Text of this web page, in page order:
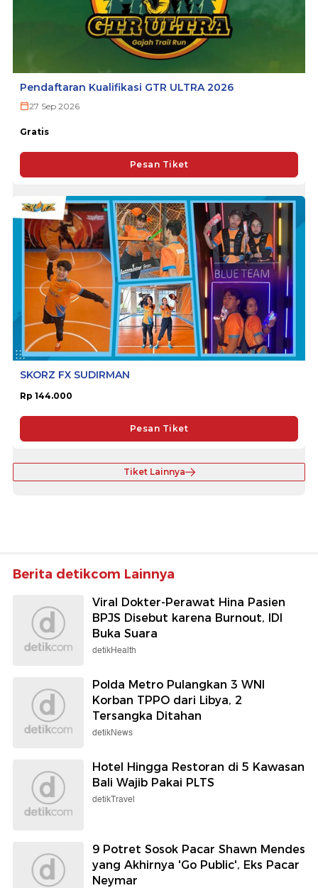
Pendaftaran Kualifikasi GTR ULTRA 2026
27 Sep 2026
Gratis
Pesan Tiket
SKORZ FX SUDIRMAN
Rp 144.000
Pesan Tiket
Tiket Lainnya
Berita detikcom Lainnya
Viral Dokter-Perawat Hina Pasien
BPJS Disebut karena Burnout, IDI
Buka Suara
detikHealth
Polda Metro Pulangkan 3 WNI
Korban TPPO dari Libya, 2
Tersangka Ditahan
detikNews
Hotel Hingga Restoran di 5 Kawasan
Bali Wajib Pakai PLTS
detikTravel
9 Potret Sosok Pacar Shawn Mendes
yang Akhirnya 'Go Public', Eks Pacar
Neymar